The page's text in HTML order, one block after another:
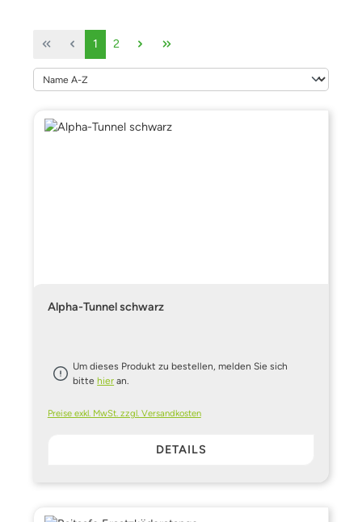
Seite
1 Seite
2
Alpha-Tunnel schwarz
Um dieses Produkt zu bestellen, melden Sie sich
bittehier an.
Preise exkl. MwSt. zzgl. Versandkosten
DETAILS